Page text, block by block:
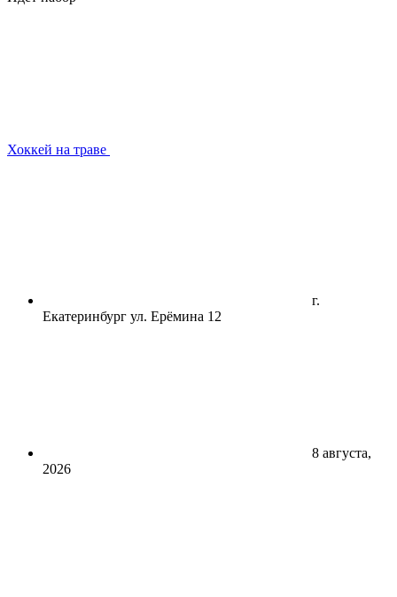
Хоккей на траве
г.
Екатеринбург ул. Ерёмина 12
8 августа,
2026